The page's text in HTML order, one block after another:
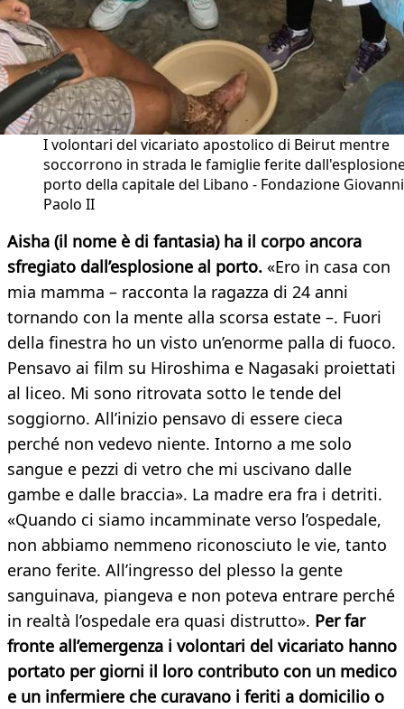
I volontari del vicariato apostolico di Beirut mentre
soccorrono in strada le famiglie ferite
porto della capitale del Libano - Fondazione Giovanni
Paolo II
Aisha (il nome è di fantasia) ha il corpo ancora
sfregiato dall’esplosione al porto. «Ero in casa con
mia mamma – racconta la ragazza di 24 anni
tornando con la mente alla scorsa estate –. Fuori
della finestra ho un visto un’enorme palla di fuoco.
Pensavo ai film su Hiroshima e Nagasaki proiettati
al liceo. Mi sono ritrovata sotto le tende del
soggiorno. All’inizio pensavo di essere cieca
perché non vedevo niente. Intorno a me solo
sangue e pezzi di vetro che mi uscivano dalle
gambe e dalle braccia». La madre era fra i detriti.
«Quando ci siamo incamminate verso l’ospedale,
non abbiamo nemmeno riconosciuto le vie, tanto
erano ferite. All’ingresso del plesso la gente
sanguinava, piangeva e non poteva entrare perché
in realtà l’ospedale era quasi distrutto». Per far
fronte all’emergenza i volontari del vicariato hanno
portato per giorni il loro contributo con un medico
e un infermiere che curavano i feriti a domicilio o